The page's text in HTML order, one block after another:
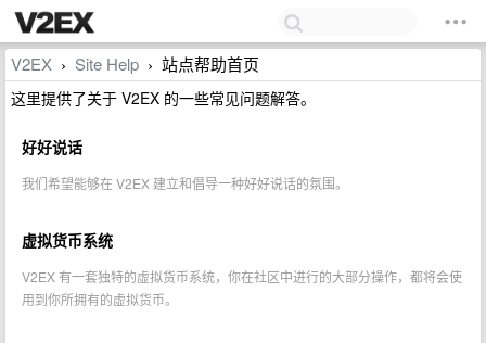
V2EX › Site Help › 站点帮助首页
这里提供了关于 V2EX 的一些常见问题解答。
好好说话
我们希望能够在 V2EX 建立和倡导一种好好说话的氛围。
虚拟货币系统
V2EX 有一套独特的虚拟货币系统，你在社区中进行的大部分操作，都将会使
用到你所拥有的虚拟货币。